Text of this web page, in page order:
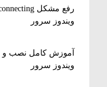
ویندوز سرور
ویندوز سرور